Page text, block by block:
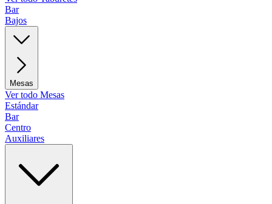
Bar
Bajos
Mesas
Ver todo Mesas
Estándar
Bar
Centro
Auxiliares